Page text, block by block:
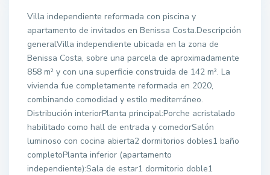
Villa independiente reformada con piscina y
apartamento de invitados en Benissa Costa.Descripción
generalVilla independiente ubicada en la zona de
Benissa Costa, sobre una parcela de aproximadamente
858 m² y con una superficie construida de 142 m². La
vivienda fue completamente reformada en 2020,
combinando comodidad y estilo mediterráneo.
Distribución interiorPlanta principal:Porche acristalado
habilitado como hall de entrada y comedorSalón
luminoso con cocina abierta2 dormitorios dobles1 baño
completoPlanta inferior (apartamento
independiente):Sala de estar1 dormitorio doble1